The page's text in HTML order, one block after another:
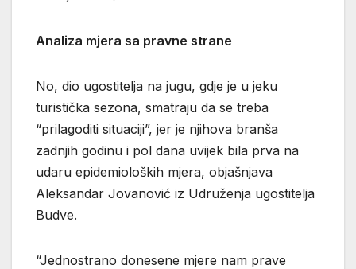
Analiza mjera sa pravne strane
No, dio ugostitelja na jugu, gdje je u jeku
turistička sezona, smatraju da se treba
“prilagoditi situaciji”, jer je njihova branša
zadnjih godinu i pol dana uvijek bila prva na
udaru epidemioloških mjera, objašnjava
Aleksandar Jovanović iz Udruženja ugostitelja
Budve.
“Jednostrano donesene mjere nam prave